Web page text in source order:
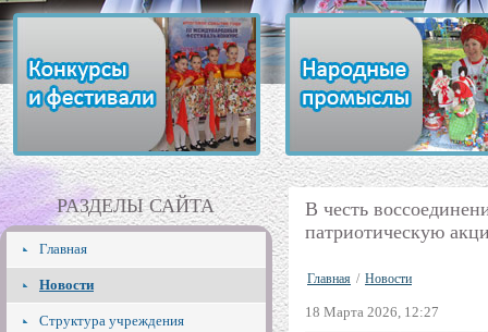
РАЗДЕЛЫ САЙТА
Главная
Новости
Структура учреждения
В честь
патриотическую
Главная / Новости
18 Марта 2026, 12:27